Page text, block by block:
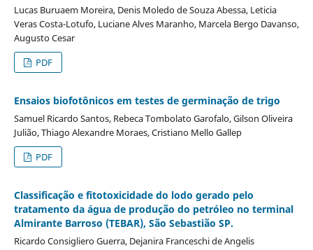
Lucas Buruaem Moreira, Denis Moledo de Souza Abessa, Leticia
Veras Costa-Lotufo, Luciane Alves Maranho, Marcela Bergo Davanso,
Augusto Cesar
PDF
Ensaios biofotônicos em testes de germinação de trigo
Samuel Ricardo Santos, Rebeca Tombolato Garofalo, Gilson Oliveira
Julião, Thiago Alexandre Moraes, Cristiano Mello Gallep
PDF
Classificação e fitotoxicidade do lodo gerado pelo
tratamento da água de produção do petróleo no terminal
Almirante Barroso (TEBAR), São Sebastião SP.
Ricardo Consigliero Guerra, Dejanira Franceschi de Angelis